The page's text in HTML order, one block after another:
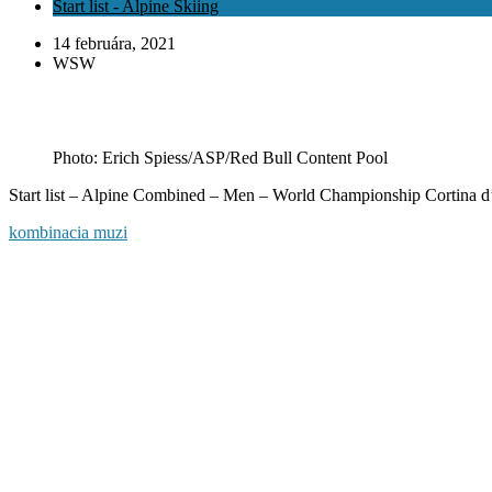
Start list - Alpine Skiing
14 februára, 2021
WSW
Photo: Erich Spiess/ASP/Red Bull Content Pool
Start list – Alpine Combined – Men – World Championship Cortina
kombinacia muzi